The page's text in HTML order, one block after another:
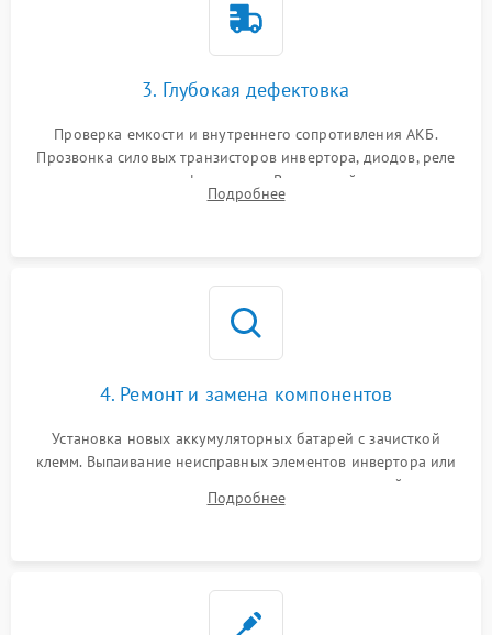
3. Глубокая дефектовка
Проверка емкости и внутреннего сопротивления АКБ.
Прозвонка силовых транзисторов инвертора, диодов, реле
переключения и трансформатора. Визуальный поиск вздутых
конденсаторов и прогаров на печатной плате.
Подробнее
4. Ремонт и замена компонентов
Установка новых аккумуляторных батарей с зачисткой
клемм. Выпаивание неисправных элементов инвертора или
цепи зарядки и монтаж новых радиодеталей.
Восстановление поврежденных токоведущих дорожек и
Подробнее